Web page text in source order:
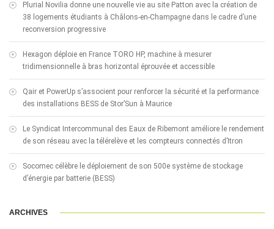
Plurial Novilia donne une nouvelle vie au site Patton avec la création de
38 logements étudiants à Châlons-en-Champagne dans le cadre d’une
reconversion progressive
Hexagon déploie en France TORO HP, machine à mesurer
tridimensionnelle à bras horizontal éprouvée et accessible
Qair et PowerUp s’associent pour renforcer la sécurité et la performance
des installations BESS de Stor’Sun à Maurice
Le Syndicat Intercommunal des Eaux de Ribemont améliore le rendement
de son réseau avec la télérelève et les compteurs connectés d’Itron
Socomec célèbre le déploiement de son 500e système de stockage
d’énergie par batterie (BESS)
ARCHIVES